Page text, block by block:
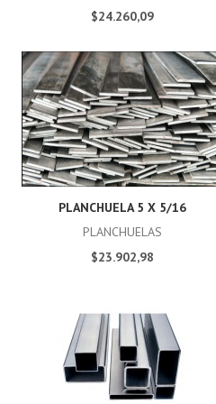
$24.260,09
PLANCHUELA 5 X 5/16
PLANCHUELAS
$23.902,98